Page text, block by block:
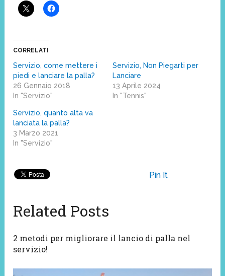
CORRELATI
Servizio, come mettere i
piedi e lanciare la palla?
26 Gennaio 2018
In "Servizio"
Servizio, Non Piegarti per
Lanciare
13 Aprile 2024
In "Tennis"
Servizio, quanto alta va
lanciata la palla?
3 Marzo 2021
In "Servizio"
Pin It
Related Posts
2 metodi per migliorare il lancio di palla nel
servizio!